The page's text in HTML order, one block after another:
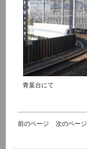
青葉台にて
前のページ
次のページ